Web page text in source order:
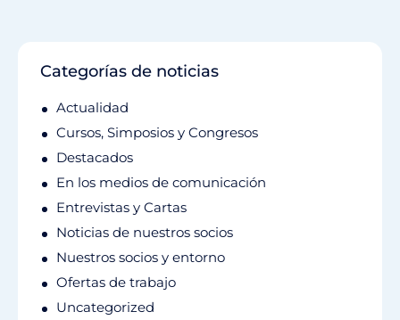
Categorías de noticias
Actualidad
Cursos, Simposios y Congresos
Destacados
En los medios de comunicación
Entrevistas y Cartas
Noticias de nuestros socios
Nuestros socios y entorno
Ofertas de trabajo
Uncategorized